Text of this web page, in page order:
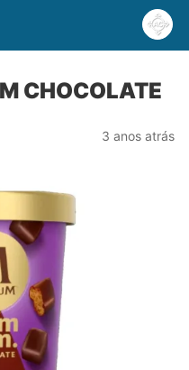
CHOCOLATE
3 anos atrás